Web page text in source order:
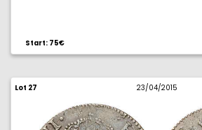
Start: 75€
Lot 27 23/04/2015